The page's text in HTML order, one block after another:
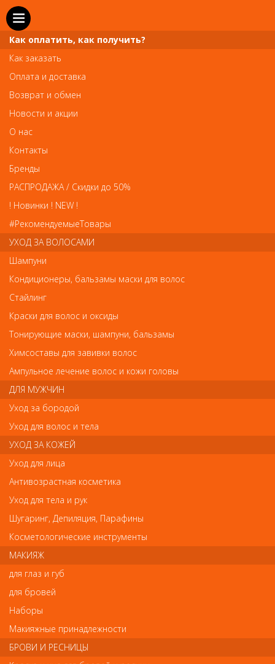
SEO
Лонда Лак для волос сильной фиксации Fix It (ф.2) 500мл
Лонда Лак для волос сильной фиксации Fix It
(ф.2) 500мл
Арт.99240005353
720р.-
В закладки Как оплатить? Как получить?
В составе лака содержатся натуральные компоненты.
Подходит для всех типов волос и для ежедневного
использования.
Уникальная формула лака прекрасно защитить Ваши
волосы от негативного внешнего воздействия.
Лак сохраняет оптимальный уровень влажности и
естественный блеск волос.
Лак легко смывается водой и так же легко удаляется при
расчесывании волос щеткой.
Отзывы
Ваш отзыв станет первым
Как оплатить, как получить?
Как заказать
Оплата и доставка
Возврат и обмен
Новости и акции
О нас
Контакты
Бренды
РАСПРОДАЖА / Скидки до 50%
! Новинки ! NEW !
#РекомендуемыеТовары
УХОД ЗА ВОЛОСАМИ
Шампуни
Кондиционеры, бальзамы маски для волос
Стайлинг
Краски для волос и оксиды
Тонирующие маски, шампуни, бальзамы
Химсоставы для завивки волос
Ампульное лечение волос и кожи головы
ДЛЯ МУЖЧИН
Уход за бородой
Уход для волос и тела
УХОД ЗА КОЖЕЙ
Уход для лица
Антивозрастная косметика
Уход для тела и рук
Шугаринг, Депиляция, Парафины
Косметологические инструменты
МАКИЯЖ
для глаз и губ
для бровей
Наборы
Макияжные принадлежности
БРОВИ И РЕСНИЦЫ